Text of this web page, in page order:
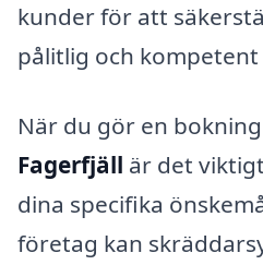
kunder för att
pålitlig och
När du gör en
Fagerfjäll är det
dina specifika
företag kan